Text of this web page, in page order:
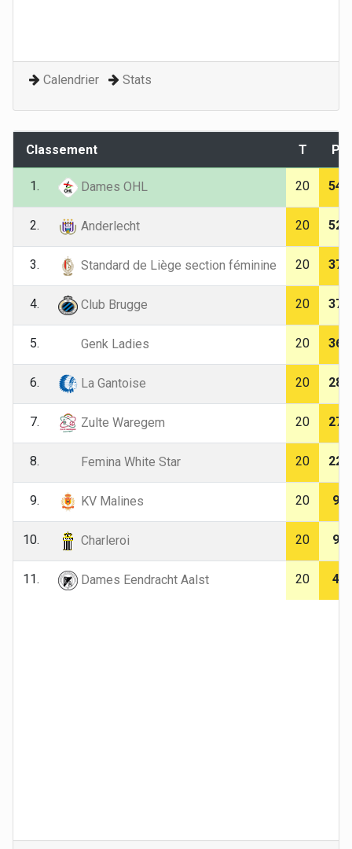
Calendrier Stats
Classement T P
1. Dames OHL 20 54
2. Anderlecht 20 52
3. Standard de Liège section féminine 20 37
4. Club Brugge 20 37
5. Genk Ladies 20 36
6. La Gantoise 20 28
7. Zulte Waregem 20 27
8. Femina White Star 20 22
9. KV Malines 20 9
10. Charleroi 20 9
11. Dames Eendracht Aalst 20 4